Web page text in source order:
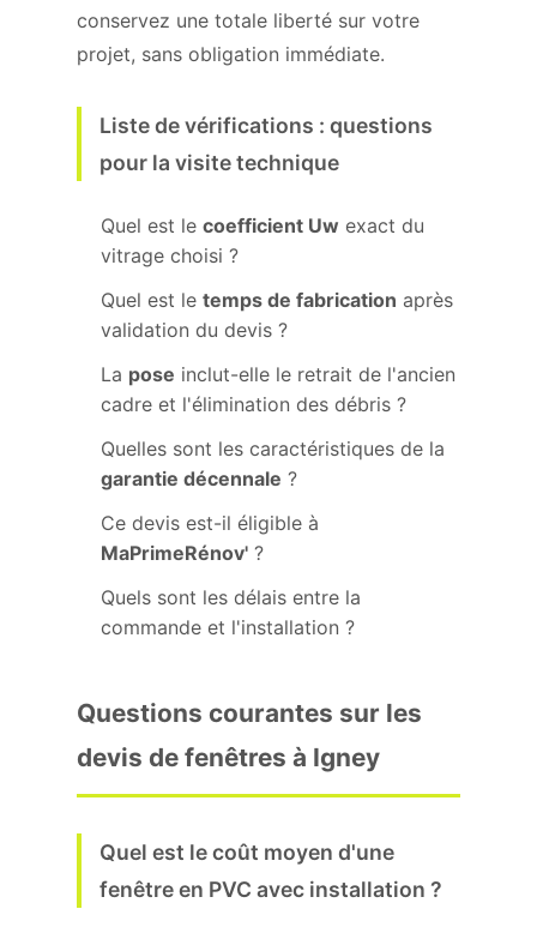
conservez une totale liberté sur votre
projet, sans obligation immédiate.
Liste de vérifications : questions
pour la visite technique
Quel est le coefficient Uw exact du
vitrage choisi ?
Quel est le temps de fabrication après
validation du devis ?
La pose inclut-elle le retrait de l'ancien
cadre et l'élimination des débris ?
Quelles sont les caractéristiques de la
garantie décennale ?
Ce devis est-il éligible à
MaPrimeRénov' ?
Quels sont les délais entre la
commande et l'installation ?
Questions courantes sur les
devis de fenêtres à Igney
Quel est le coût moyen d'une
fenêtre en PVC avec installation ?